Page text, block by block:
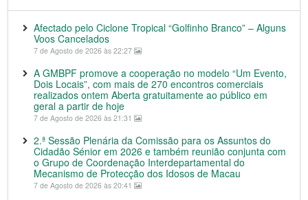
Afectado pelo Ciclone Tropical “Golfinho Branco” – Alguns
Voos Cancelados
7 de Agosto de 2026 às 22:27
A GMBPF promove a cooperação no modelo “Um Evento,
Dois Locais”, com mais de 270 encontros comerciais
realizados ontem Aberta gratuitamente ao público em
geral a partir de hoje
7 de Agosto de 2026 às 21:31
2.ª Sessão Plenária da Comissão para os Assuntos do
Cidadão Sénior em 2026 e também reunião conjunta com
o Grupo de Coordenação Interdepartamental do
Mecanismo de Protecção dos Idosos de Macau
7 de Agosto de 2026 às 20:41